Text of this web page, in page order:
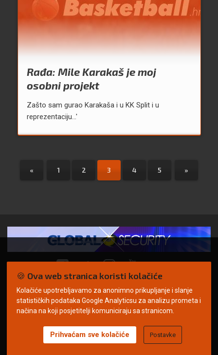
Rađa: Mile Karakaš je moj
osobni projekt
Zašto sam gurao Karakaša i u KK Split i u
reprezentaciju...'
« 1 2 3 4 5 »
© Copyright 2026. | ARILEO
Uvjeti korištenja Politika privatnosti
Impressum
🍪 Ova web stranica koristi kolačiće
Kolačiće upotrebljavamo za anonimno prikupljanje i slanje
statističkih podataka Google Analyticsu za analizu prometa i
načina na koji posjetitelji komuniciraju sa stranicom.
Prihvaćam sve kolačiće Postavke